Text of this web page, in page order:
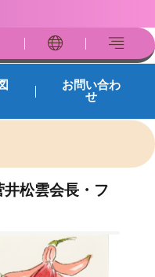
お問い合わ
せ
松雲会長・フ